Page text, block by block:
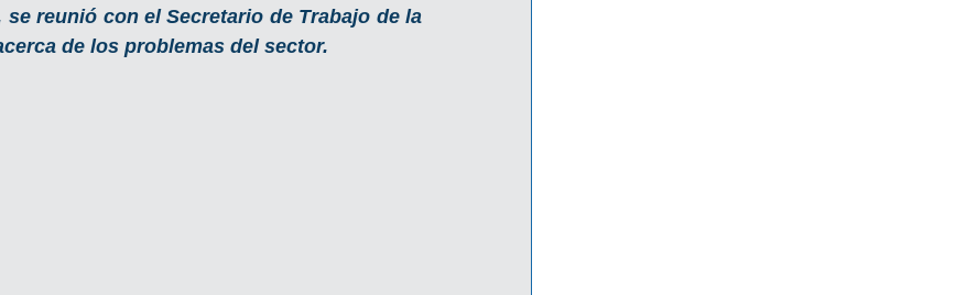
reunió con el Secretario de Trabajo de la
de los problemas del sector.